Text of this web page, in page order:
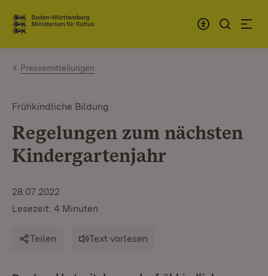
Zum Inhalt springen
Link zur Startseite
Pressemitteilungen
Frühkindliche Bildung
Regelungen zum nächsten
Kindergartenjahr
28.07.2022
Lesezeit: 4 Minuten
Teilen Text vorlesen